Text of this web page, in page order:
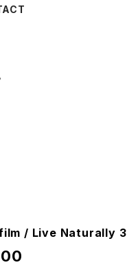
/ Live Naturally 3